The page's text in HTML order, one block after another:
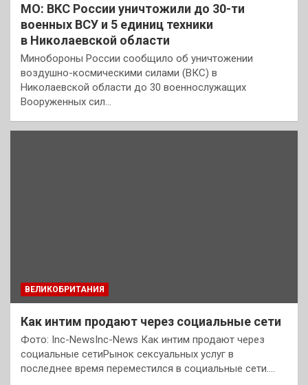
МО: ВКС России уничтожили до 30-ти
военных ВСУ и 5 единиц техники
в Николаевской области
Минобороны России сообщило об уничтожении
воздушно-космическими силами (ВКС) в
Николаевской области до 30 военнослужащих
Вооруженных сил…
ВЕЛИКОБРИТАНИЯ
Как интим продают через социальные сети
Фото: Inc-NewsInc-News Как интим продают через
социальные сетиРынок сексуальных услуг в
последнее время переместился в социальные сети.…